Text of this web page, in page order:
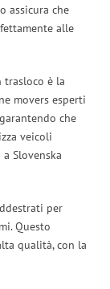
assicura che
alle
trasloco è la
movers esperti
che
veicoli
Slovenska
per
Questo
qualità, con la